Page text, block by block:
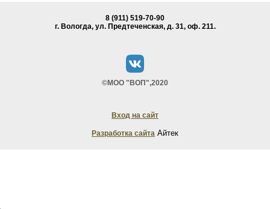
8 (911) 519-70-90
г. Вологда, ул. Предтеченская, д. 31, oф. 211.
©МОО "ВОП",2020
Вход на сайт
Разработка сайта Айтек